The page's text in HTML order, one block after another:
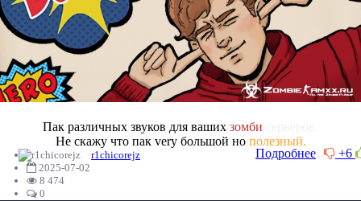
Пак различных звуков для ваших зомби
Не скажу что пак very большой но полезный.
+6
Подробнее
r1chicorejz
2025-07-02
8 474
0